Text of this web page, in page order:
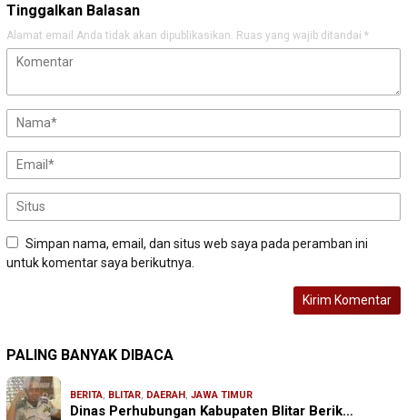
Tinggalkan Balasan
Alamat email Anda tidak akan dipublikasikan. Ruas yang wajib ditandai *
Simpan nama, email, dan situs web saya pada peramban ini
untuk komentar saya berikutnya.
PALING BANYAK DIBACA
BERITA, BLITAR, DAERAH, JAWA TIMUR
Dinas Perhubungan Kabupaten Blitar Berik…